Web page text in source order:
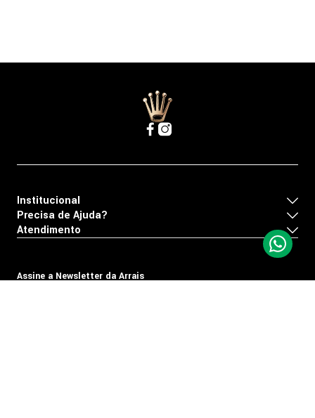
Institucional
Precisa de Ajuda?
Atendimento
Assine a Newsletter da Arrais